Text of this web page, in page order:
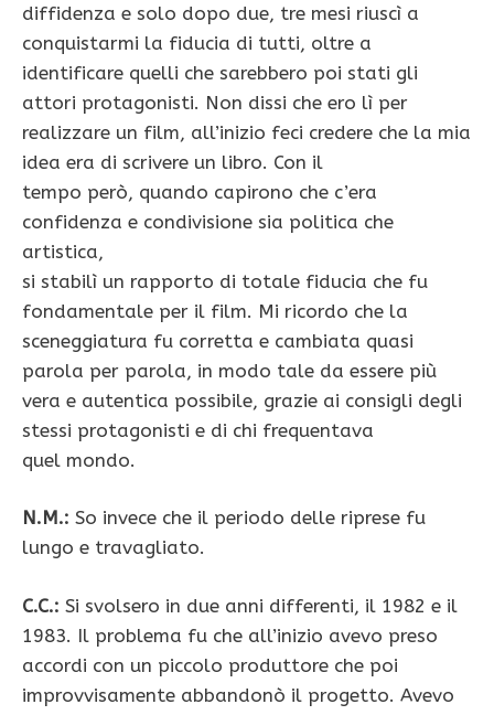
diffidenza e solo dopo due, tre mesi riuscì a
conquistarmi la fiducia di tutti, oltre a
identificare quelli che sarebbero poi stati gli
attori protagonisti. Non dissi che ero lì per
realizzare un film, all’inizio feci credere che la mia
idea era di scrivere un libro. Con il
tempo però, quando capirono che c’era
confidenza e condivisione sia politica che
artistica,
si stabilì un rapporto di totale fiducia che fu
fondamentale per il film. Mi ricordo che la
sceneggiatura fu corretta e cambiata quasi
parola per parola, in modo tale da essere più
vera e autentica possibile, grazie ai consigli degli
stessi protagonisti e di chi frequentava
quel mondo.
N.M.: So invece che il periodo delle riprese fu
lungo e travagliato.
C.C.: Si svolsero in due anni differenti, il 1982 e il
1983. Il problema fu che all’inizio avevo preso
accordi con un piccolo produttore che poi
improvvisamente abbandonò il progetto. Avevo